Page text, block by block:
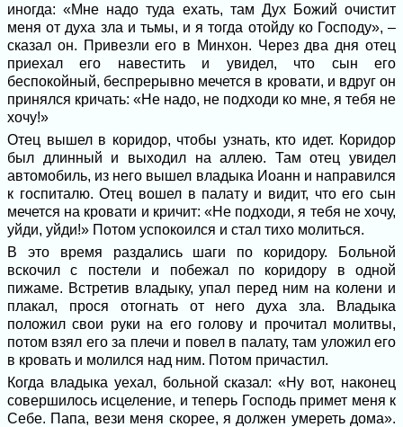
иногда: «Мне надо туда ехать, там Дух Божий очистит
меня от духа зла и тьмы, и я тогда отойду ко Господу», –
сказал он. Привезли его в Минхон. Через два дня отец
приехал его навестить и увидел, что сын его
беспокойный, беспрерывно мечется в кровати, и вдруг он
принялся кричать: «Не надо, не подходи ко мне, я тебя не
хочу!»
Отец вышел в коридор, чтобы узнать, кто идет. Коридор
был длинный и выходил на аллею. Там отец увидел
автомобиль, из него вышел владыка Иоанн и направился
к госпиталю. Отец вошел в палату и видит, что его сын
мечется на кровати и кричит: «Не подходи, я тебя не хочу,
уйди, уйди!» Потом успокоился и стал тихо молиться.
В это время раздались шаги по коридору. Больной
вскочил с постели и побежал по коридору в одной
пижаме. Встретив владыку, упал перед ним на колени и
плакал, прося отогнать от него духа зла. Владыка
положил свои руки на его голову и прочитал молитвы,
потом взял его за плечи и повел в палату, там уложил его
в кровать и молился над ним. Потом причастил.
Когда владыка уехал, больной сказал: «Ну вот, наконец
совершилось исцеление, и теперь Господь примет меня к
Себе. Папа, вези меня скорее, я должен умереть дома».